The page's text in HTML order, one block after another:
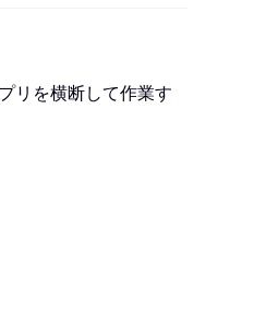
リを横断して作業す